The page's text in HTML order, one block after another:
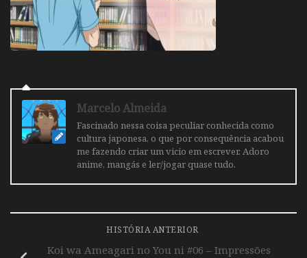
Marcelo Almeida
Fascinado nessa coisa peculiar conhecida como
cultura japonesa, o que por consequência acabou
me fazendo criar um vicio em escrever. Adoro
anime, mangás e ler/jogar quase tudo.
HISTÓRIA ANTERIOR
Koi wa Ameagari no You ni #06 – Impressões